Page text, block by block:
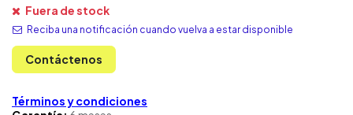
Fuera de stock
Reciba una notificación cuando vuelva a estar disponible
Contáctenos
Términos y condiciones